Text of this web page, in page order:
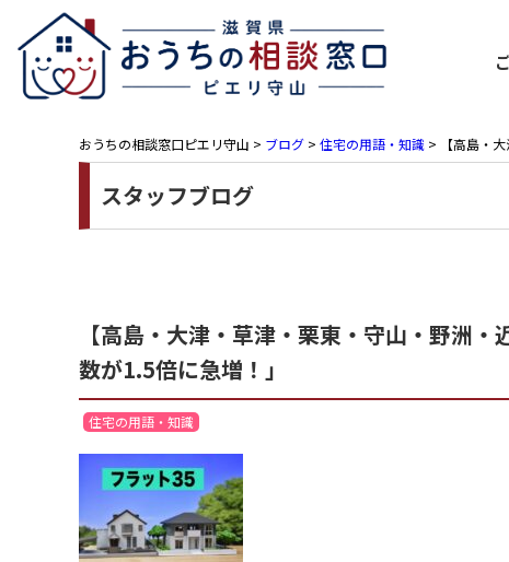
おうちの相談窓口ピエリ守山 > ブログ > 住宅の用語・知識 > 【高島・
スタッフブログ
【高島・大津・草津・栗東・守山・野洲
数が1.5倍に急増！」
住宅の用語・知識